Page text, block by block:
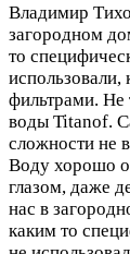
Владимир
загородном
то
использовали,
фильтрами. Не
воды Titanof.
сложности не
Воду хорошо
глазом, даже
нас в
каким то